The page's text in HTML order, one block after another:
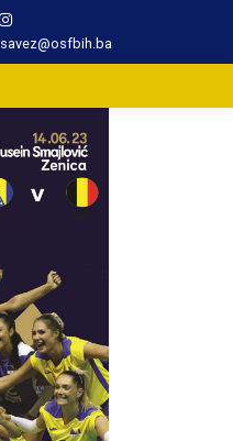
savez@osfbih.ba